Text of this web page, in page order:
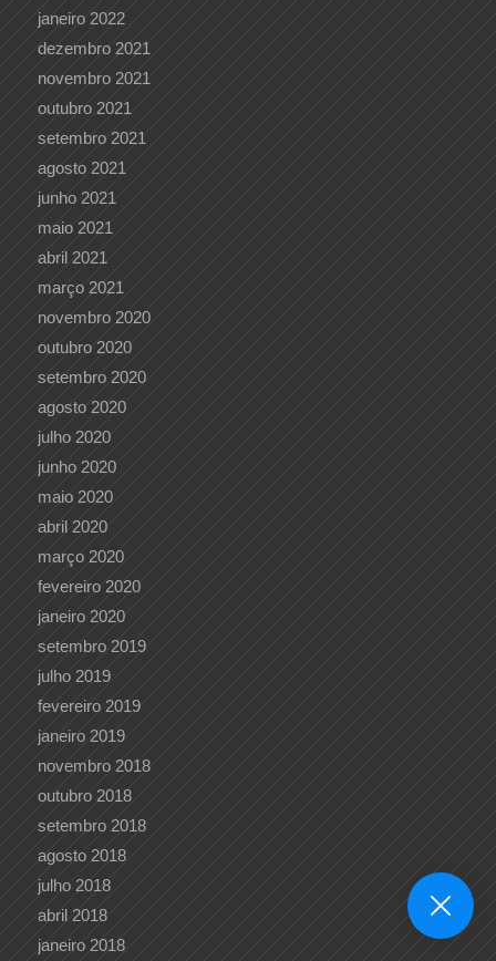
janeiro 2022
dezembro 2021
novembro 2021
outubro 2021
setembro 2021
agosto 2021
junho 2021
maio 2021
abril 2021
março 2021
novembro 2020
outubro 2020
setembro 2020
agosto 2020
julho 2020
junho 2020
maio 2020
abril 2020
março 2020
fevereiro 2020
janeiro 2020
setembro 2019
julho 2019
fevereiro 2019
janeiro 2019
novembro 2018
outubro 2018
setembro 2018
agosto 2018
julho 2018
abril 2018
janeiro 2018